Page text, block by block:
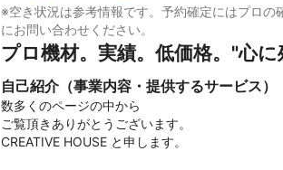
※空き状況は参考情報です。予約確定にはプロ
にお問い合わせください。
プロ機材。実績。低価格。"心
自己紹介（事業内容・提供するサービス）
数多くのページの中から
ご覧頂きありがとうございます。
CREATIVE HOUSE と申します。